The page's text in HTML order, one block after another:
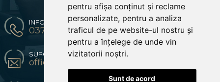
pentru afișa conținut și reclame
personalizate, pentru a analiza
traficul de pe website-ul nostru și
pentru a înțelege de unde vin
vizitatorii noștri.
Sunt de acord
INFO & COMENZI
0371 904 216 / 0774670619
SUPORT CLIENTI
office@bestsofa.ro